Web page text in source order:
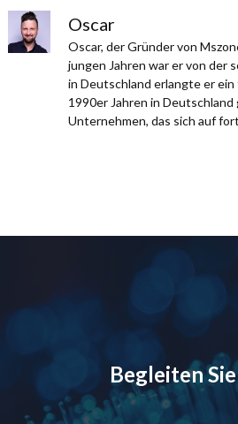
Oscar
Oscar, der Gründer von
jungen Jahren war er von der
in Deutschland erlangte er
1990er Jahren in
Unternehmen, das sich auf
Begleiten